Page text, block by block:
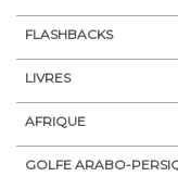
FLASHBACKS
LIVRES
AFRIQUE
GOLFE ARABO-